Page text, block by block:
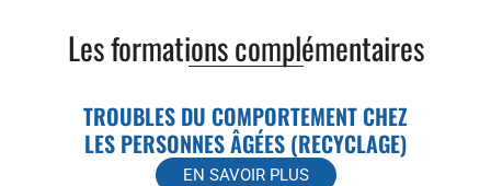
Les formations complémentaires
TROUBLES DU COMPORTEMENT CHEZ
LES PERSONNES ÂGÉES (RECYCLAGE)
EN SAVOIR PLUS